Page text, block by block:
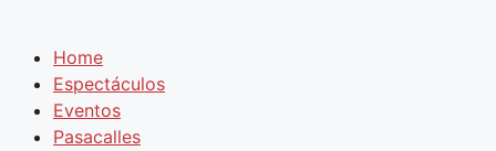
Home
Espectáculos
Eventos
Pasacalles